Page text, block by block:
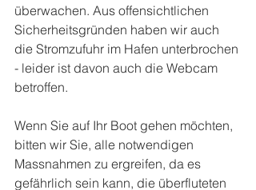
überwachen. Aus offensichtlichen
Sicherheitsgründen haben wir auch
die Stromzufuhr im Hafen unterbrochen
- leider ist davon auch die Webcam
betroffen.
Wenn Sie auf Ihr Boot gehen möchten,
bitten wir Sie, alle notwendigen
Massnahmen zu ergreifen, da es
gefährlich sein kann, die überfluteten